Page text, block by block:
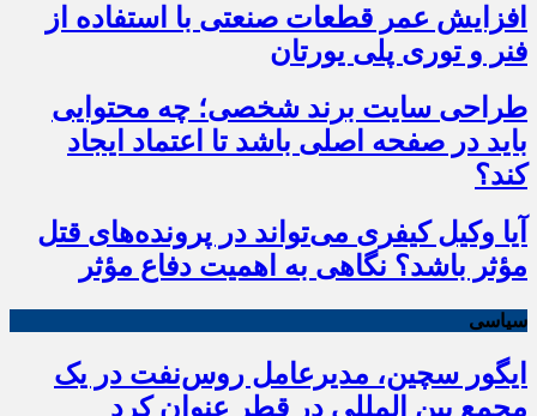
افزایش عمر قطعات صنعتی با استفاده از
فنر و توری پلی یورتان
طراحی سایت برند شخصی؛ چه محتوایی
باید در صفحه اصلی باشد تا اعتماد ایجاد
کند؟
آیا وکیل کیفری می‌تواند در پرونده‌های قتل
مؤثر باشد؟ نگاهی به اهمیت دفاع مؤثر
سیاسی
ایگور سچین، مدیرعامل روس‌نفت در یک
مجمع بین المللی در قطر عنوان کرد